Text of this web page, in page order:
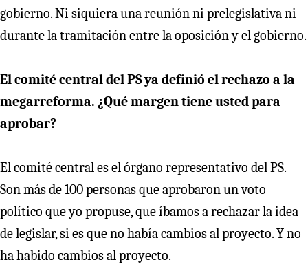
gobierno. Ni siquiera una reunión ni prelegislativa ni
durante la tramitación entre la oposición y el gobierno.
El comité central del PS ya definió el rechazo a la
megarreforma. ¿Qué margen tiene usted para
aprobar?
El comité central es el órgano representativo del PS.
Son más de 100 personas que aprobaron un voto
político que yo propuse, que íbamos a rechazar la idea
de legislar, si es que no había cambios al proyecto. Y no
ha habido cambios al proyecto.